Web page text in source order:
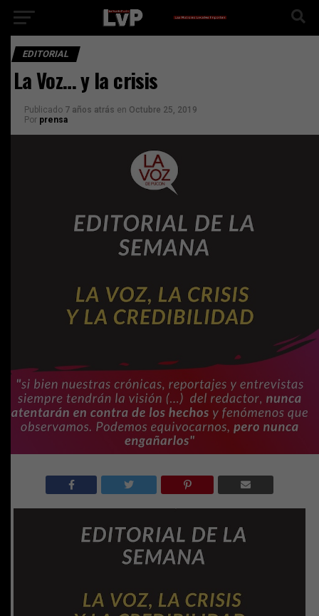
EDITORIAL
La Voz… y la crisis
Publicado 7 años atrás en Octubre 25, 2019
Por prensa